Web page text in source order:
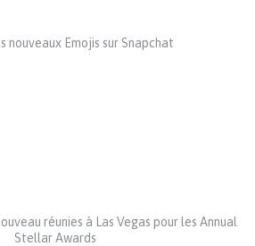
nouveaux Emojis sur Snapchat
réunies à Las Vegas pour les Annual
Stellar Awards